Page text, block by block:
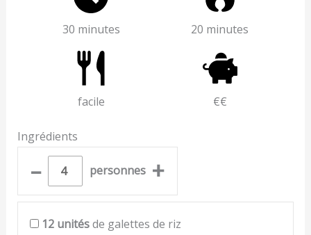
30 minutes 20 minutes
facile €€
Ingrédients
– personnes +
12 unitésde galettes de riz